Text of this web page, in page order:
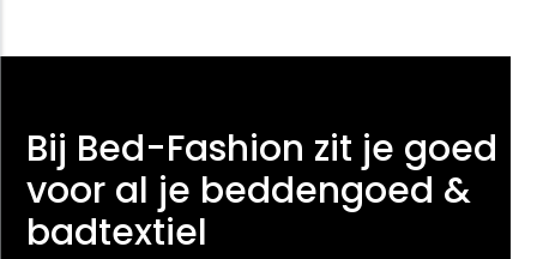
Bij Bed-Fashion zit je goed
voor al je beddengoed &
badtextiel